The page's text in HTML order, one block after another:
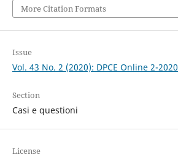
More Citation Formats
Issue
Vol. 43 No. 2 (2020): DPCE Online 2-2020
Section
Casi e questioni
License